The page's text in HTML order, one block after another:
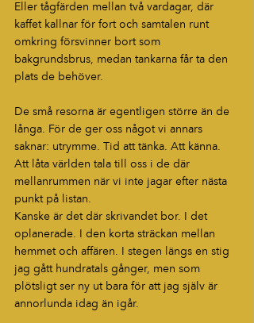
Eller tågfärden mellan två vardagar, där
kaffet kallnar för fort och samtalen runt
omkring försvinner bort som
bakgrundsbrus, medan tankarna får ta den
plats de behöver.
De små resorna är egentligen större än de
långa. För de ger oss något vi annars
saknar: utrymme. Tid att tänka. Att känna.
Att låta världen tala till oss i de där
mellanrummen när vi inte jagar efter nästa
punkt på listan.
Kanske är det där skrivandet bor. I det
oplanerade. I den korta sträckan mellan
hemmet och affären. I stegen längs en stig
jag gått hundratals gånger, men som
plötsligt ser ny ut bara för att jag själv är
annorlunda idag än igår.